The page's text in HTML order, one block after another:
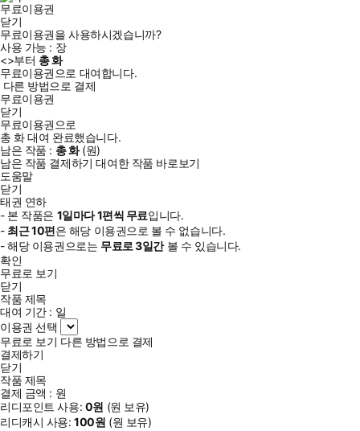
무료이용권
닫기
무료이용권을 사용하시겠습니까?
사용 가능 : 장
<>부터 총화
무료이용권으로 대여합니다.
다른 방법으로 결제
무료이용권
닫기
무료이용권으로
총 화대여 완료했습니다.
남은 작품 : 총화(원)
남은 작품 결제하기 대여한 작품 바로보기
도움말
닫기
태권 연하
- 본 작품은 1일마다1편씩 무료입니다.
- 최근10편은 해당 이용권으로 볼 수 없습니다.
- 해당 이용권으로는 무료로3일간볼 수 있습니다.
확인
무료로 보기
닫기
작품 제목
대여 기간 : 일
이용권 선택
무료로 보기 다른 방법으로 결제
결제하기
닫기
작품 제목
결제 금액 : 원
리디포인트 사용: 0원 (원 보유)
리디캐시 사용:100원 (원 보유)